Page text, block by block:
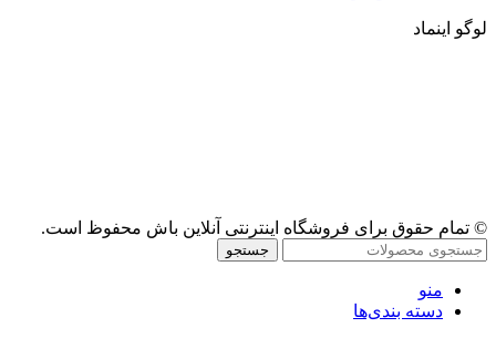
لوگو اینماد
© تمام حقوق برای فروشگاه اینترنتی آنلاین باش محفوظ است.
جستجو
منو
دسته بندی‌ها